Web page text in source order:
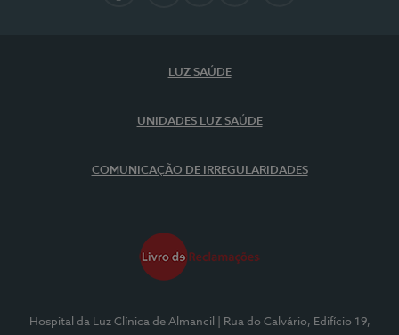
LUZ SAÚDE
UNIDADES LUZ SAÚDE
COMUNICAÇÃO DE IRREGULARIDADES
Hospital da Luz Clínica de Almancil
| Rua do Calvário, Edifício 19,